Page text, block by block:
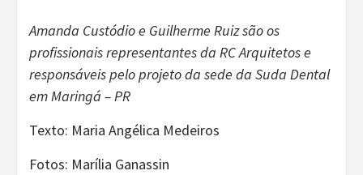
Amanda Custódio e Guilherme Ruiz são os
profissionais representantes da RC Arquitetos e
responsáveis pelo projeto da sede da Suda Dental
em Maringá – PR
Texto: Maria Angélica Medeiros
Fotos: Marília Ganassin